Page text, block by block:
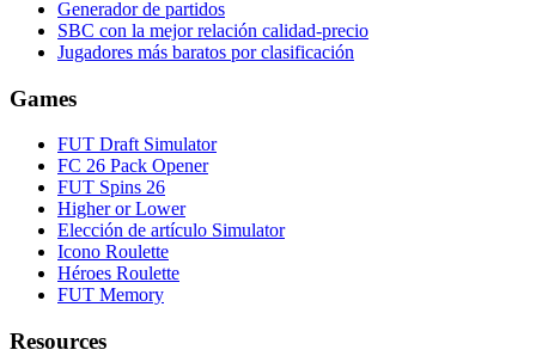
Generador de partidos
SBC con la mejor relación calidad-precio
Jugadores más baratos por clasificación
Games
FUT Draft Simulator
FC 26 Pack Opener
FUT Spins 26
Higher or Lower
Elección de artículo Simulator
Icono Roulette
Héroes Roulette
FUT Memory
Resources